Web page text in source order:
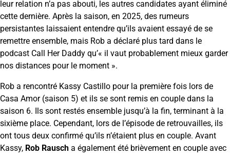
leur relation n’a pas abouti, les autres candidates ayant éliminé
cette dernière. Après la saison, en 2025, des rumeurs
persistantes laissaient entendre qu’ils avaient essayé de se
remettre ensemble, mais Rob a déclaré plus tard dans le
podcast Call Her Daddy qu’« il vaut probablement mieux garder
nos distances pour le moment ».
Rob a rencontré Kassy Castillo pour la première fois lors de
Casa Amor (saison 5) et ils se sont remis en couple dans la
saison 6. Ils sont restés ensemble jusqu’à la fin, terminant à la
sixième place. Cependant, lors de l’épisode de retrouvailles, ils
ont tous deux confirmé qu’ils n’étaient plus en couple. Avant
Kassy, ​​Rob Rausch a également été brièvement en couple avec